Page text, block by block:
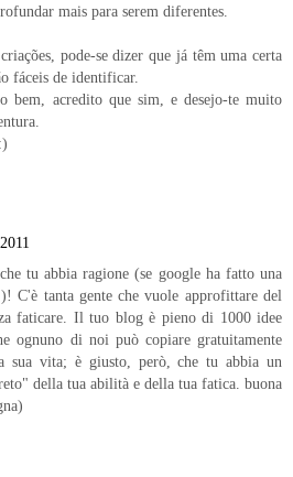
mais para serem diferentes.
pode-se dizer que já têm uma certa
fáceis de identificar.
bem, acredito que sim, e desejo-te muito
tu abbia ragione (se google ha fatto una
C'è tanta gente che vuole approfittare del
faticare. Il tuo blog è pieno di 1000 idee
ognuno di noi può copiare gratuitamente
sua vita; è giusto, però, che tu abbia un
della tua abilità e della tua fatica. buona